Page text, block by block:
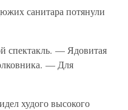
санитара потянули
спектакль. — Ядовитая
— Для
худого высокого